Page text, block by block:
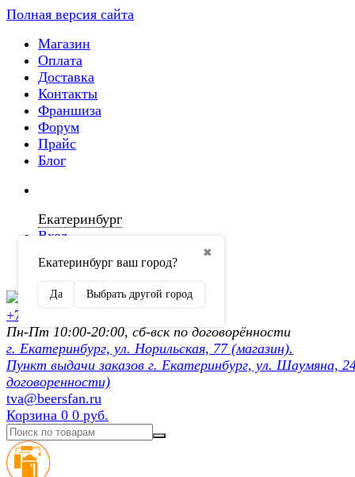
Полная версия сайта
Магазин
Оплата
Доставка
Контакты
Франшиза
Форум
Прайс
Блог
Екатеринбург
✖
Екатеринбург ваш город?
Да Выбрать другой город
Вход
Регистрация
+7 (902) 872-54-70
Пн-Пт 10:00-20:00, сб-вск по договорённости
г. Екатеринбург, ул. Норильская, 77 (магазин).
Пункт выдачи заказов г. Екатеринбург, ул. Шаумяна,
договоренности)
tva@beersfan.ru
Корзина 0 0 руб.